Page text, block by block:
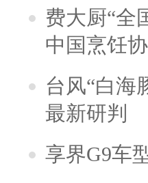
费大厨“全
中国烹饪
台风“白海
最新研判
享界G9车